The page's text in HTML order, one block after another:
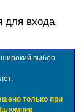
для входа,
широкий выбор
только при